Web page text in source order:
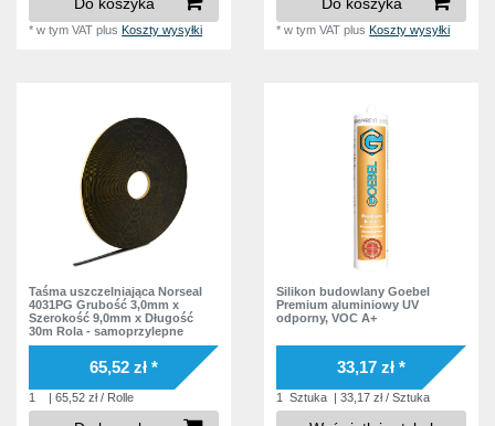
*w tym VAT plusKoszty wysyłki *w tym VAT plusKoszty wysyłki
Taśma uszczelniająca Norseal
4031PG Grubość 3,0mm x
Szerokość 9,0mm x Długość
30m Rola - samoprzylepne
65,52 zł *
1 | 65,52 zł / Rolle
Silikon budowlany Goebel
Premium aluminiowy UV
odporny, VOC A+
33,17 zł *
1 Sztuka | 33,17 zł / Sztuka